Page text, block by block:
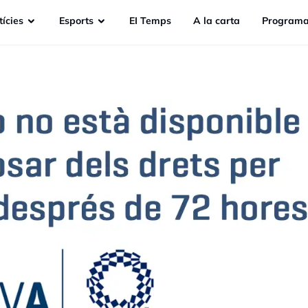
Esports EI Temps A la carta